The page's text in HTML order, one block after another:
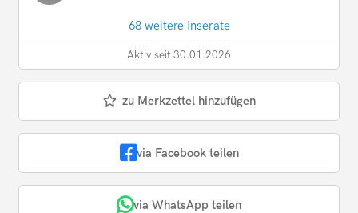
68 weitere Inserate
Aktiv seit 30.01.2026
zu Merkzettel hinzufügen
via Facebook teilen
via WhatsApp teilen